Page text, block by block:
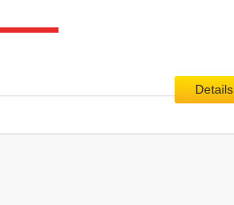
Details